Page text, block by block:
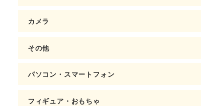
カメラ
その他
パソコン・スマートフォン
フィギュア・おもちゃ